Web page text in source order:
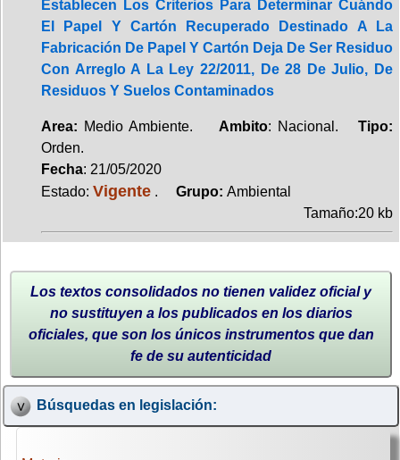
Establecen Los Criterios Para Determinar Cuándo
El Papel Y Cartón Recuperado Destinado A La
Fabricación De Papel Y Cartón Deja De Ser Residuo
Con Arreglo A La Ley 22/2011, De 28 De Julio, De
Residuos Y Suelos Contaminados
Area: Medio Ambiente. Ambito: Nacional.Tipo:
Orden.
Fecha: 21/05/2020
Estado: Vigente . Grupo: Ambiental
Tamaño:20 kb
Los textos consolidados no tienen validez oficial y
no sustituyen a los publicados en los diarios
oficiales, que son los únicos instrumentos que dan
fe de su autenticidad
Búsquedas en legislación: